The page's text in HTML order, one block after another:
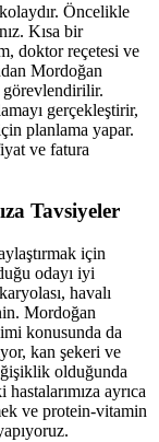
Öncelikle
Kısa bir
doktor reçetesi ve
Mordoğan
görevlendirilir.
gerçekleştirir,
planlama yapar.
ve fatura
Tavsiyeler
için
odayı iyi
havalı
Mordoğan
konusunda da
kan şekeri ve
olduğunda
ayrıca
ve protein-vitamin